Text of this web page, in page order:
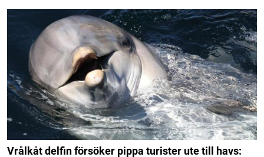
Vrålkåt delfin försöker pippa turister ute till havs: